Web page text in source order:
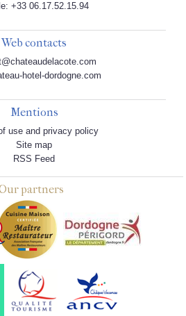
+33 06.17.52.15.94
Web contacts
hotel-dordogne.com
Mentions
use and privacy policy
Site map
RSS Feed
partners